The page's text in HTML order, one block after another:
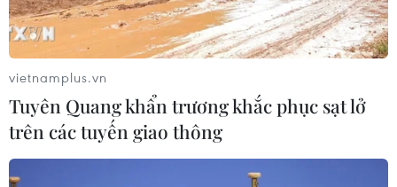
vietnamplus.vn
Tuyên Quang khẩn trương khắc phục sạt lở
trên các tuyến giao thông